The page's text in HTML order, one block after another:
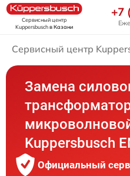
Сервисный центр
Kuppersbuschв Казани
+7
Сервисный центр
Замена
Kuppersbusch
Официальный